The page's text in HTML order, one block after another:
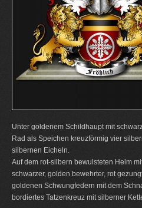
Unter goldenem Schildhaupt mit
Rad als Speichen kreuzförmig vier
silbernen Eicheln.
Auf dem rot-silbern bewulsteten Helm
schwarzer, golden bewehrter, rot
goldenen Schwungfedern mit dem
bordiertes Tatzenkreuz mit silberner